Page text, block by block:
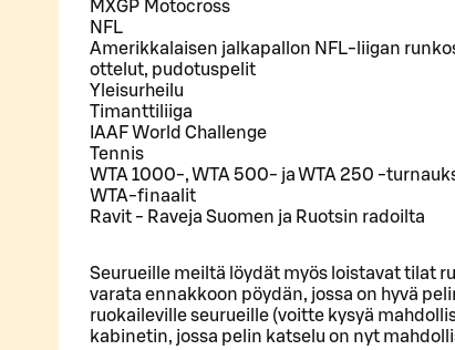
MXGP Motocross
NFL
Amerikkalaisen jalkapallon NFL-liigan
ottelut, pudotuspelit
Yleisurheilu
Timanttiliiga
IAAF World Challenge
Tennis
WTA 1000-, WTA 500- ja WTA 250 -
WTA-finaalit
Ravit - Raveja Suomen ja Ruotsin radoilta
Seurueille meiltä löydät myös loistavat tilat
varata ennakkoon pöydän, jossa on hyvä
ruokaileville seurueille (voitte kysyä
kabinetin, jossa pelin katselu on nyt